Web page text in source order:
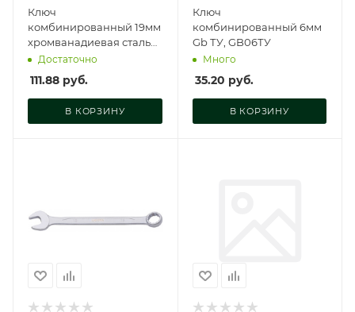
Ключ
комбинированный 19мм
хромванадиевая сталь
ЕКТО, SC-002-19
Достаточно
111.88 руб.
В КОРЗИНУ
Ключ
комбинированный 6мм
Gb ТУ, GB06ТУ
Много
35.20 руб.
В КОРЗИНУ